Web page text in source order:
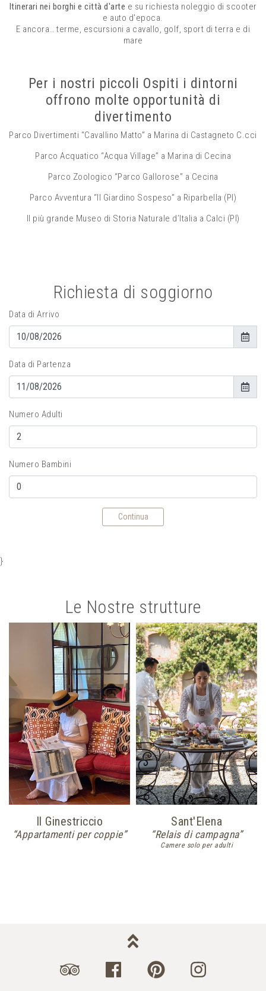
Itinerari nei borghi e città d'arte e su richiesta noleggio di scooter
e auto d'epoca.
E ancora… terme, escursioni a cavallo, golf, sport di terra e di
mare
Per i nostri piccoli Ospiti i dintorni
offrono molte opportunità di
divertimento
Parco Divertimenti “Cavallino Matto” a Marina di Castagneto C.cci
Parco Acquatico “Acqua Village” a Marina di Cecina
Parco Zoologico “Parco Gallorose” a Cecina
Parco Avventura “Il Giardino Sospeso” a Riparbella (PI)
Il più grande Museo di Storia Naturale d’Italia a Calci (PI)
Richiesta di soggiorno
Data di Arrivo
Data di Partenza
Numero Adulti
Numero Bambini
Continua
}
Le Nostre strutture
Il Ginestriccio
“Appartamenti per coppie”
Sant'Elena
“Relais di campagna”
Camere solo per adulti